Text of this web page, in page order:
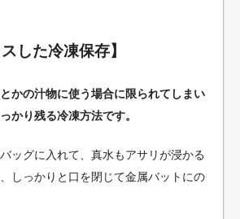
した冷凍保存】
かの汁物に使う場合に限られてしまい
かり残る冷凍方法です。
ッグに入れて、真水もアサリが浸かる
しっかりと口を閉じて金属バットにの